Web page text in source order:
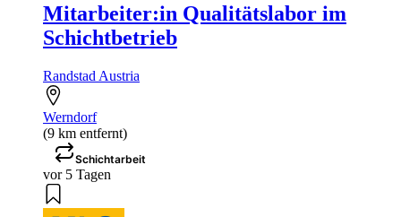
Mitarbeiter:in Qualitätslabor im
Schichtbetrieb
Randstad Austria
Werndorf
(9 km entfernt)
Schichtarbeit
vor 5 Tagen